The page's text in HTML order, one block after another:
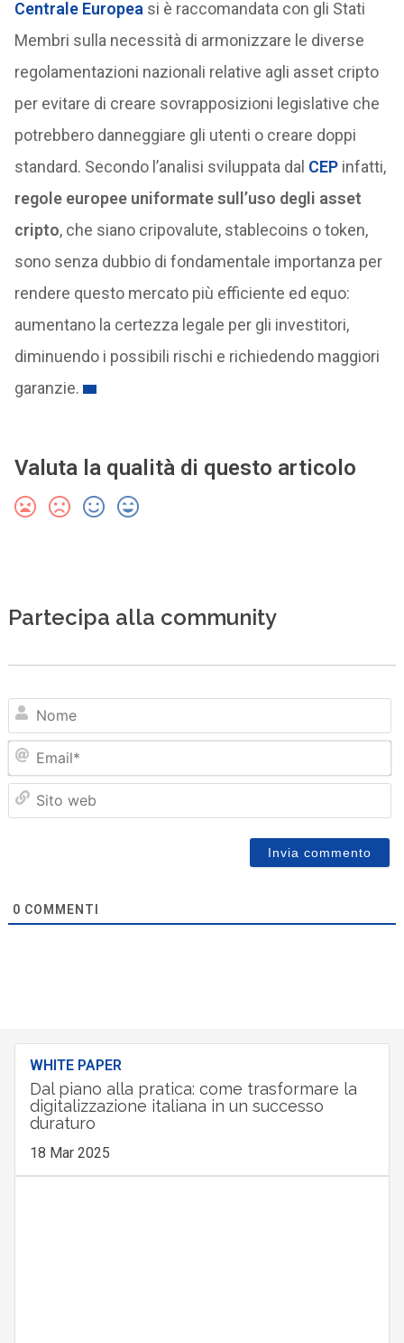
Centrale Europea si è raccomandata con gli Stati
Membri sulla necessità di armonizzare le diverse
regolamentazioni nazionali relative agli asset cripto
per evitare di creare sovrapposizioni legislative che
potrebbero danneggiare gli utenti o creare doppi
standard. Secondo l’analisi sviluppata dal CEPinfatti,
regole europee uniformate sull’uso degli asset
cripto, che siano cripovalute, stablecoins o token,
sono senza dubbio di fondamentale importanza per
rendere questo mercato più efficiente ed equo:
aumentano la certezza legale per gli investitori,
diminuendo i possibili rischi e richiedendo maggiori
garanzie.
Valuta la qualità di questo articolo
Partecipa alla community
0 COMMENTI
WHITE PAPER
Dal piano alla pratica: come trasformare la
digitalizzazione italiana in un successo
duraturo
18 Mar 2025